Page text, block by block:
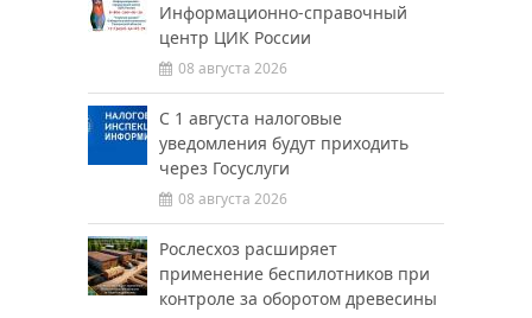
Информационно-справочный
центр ЦИК России
08 августа 2026
С 1 августа налоговые
уведомления будут приходить
через Госуслуги
08 августа 2026
Рослесхоз расширяет
применение беспилотников при
контроле за оборотом древесины